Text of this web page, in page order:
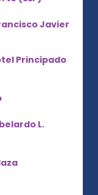
Javier
Principado
L.